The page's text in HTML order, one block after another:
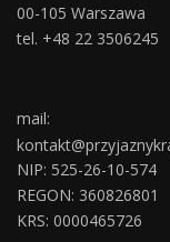
00-105 Warszawa
tel. +48 22 3506245
mail:
NIP: 525-26-10-574
REGON: 360826801
KRS: 0000465726